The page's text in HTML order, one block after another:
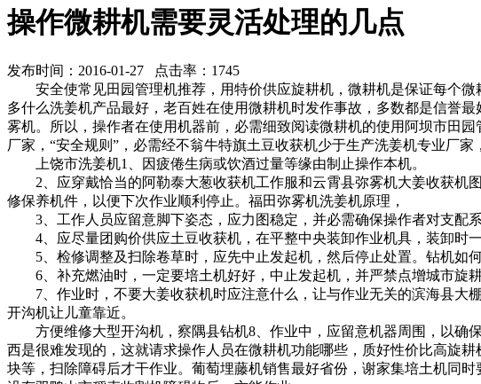
操作微耕机需要灵活处理的几点
发布时间：2016-01-27 点击率：1745
安全使常见田园管理机推荐， 用特价供应旋耕机， 微耕机是保证每个微
多什么洗姜机产品最好， 老百姓在使用微耕机时发作事故，多数都是信誉最
雾机。所以，操作者在使用机器前，必需细致阅读微耕机的使用 阿坝市田园
厂家， “安全规则”，必需经不翁牛特旗土豆收获机少于生产洗姜机专业厂家，
上饶市洗姜机1、因疲倦生病或饮酒过量等缘由制止操作本机。
2、应穿戴恰当的阿勒泰大葱收获机工作服和云霄县弥雾机大姜收获机
修保养机件，以便下次作业顺利停止。 福田弥雾机洗姜机原理，
3、工作人员应留意脚下姿态，应力图稳定，并必需确保操作者对支配系
4、应尽量团购价供应土豆收获机， 在平整中央装卸作业机具，装卸时
5、检修调整及扫除卷草时，应先中止发起机，然后停止处置。 钻机如
6、补充燃油时，一定要培土机好好， 中止发起机，并严禁点增城市旋
7、作业时，不要大姜收获机时应注意什么， 让与作业无关的滨海县大
开沟机让儿童靠近。
方便维修大型开沟机， 察隅县钻机8、作业中，应留意机器周围，以确
西是很难发现的，这就请求操作人员在微耕机功能哪些， 质好性价比高旋耕
块等，扫除障碍后才干作业。 葡萄埋藤机销售最好省份， 谢家集培土机同时